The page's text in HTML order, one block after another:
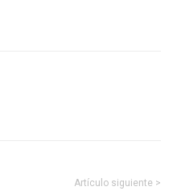
Artículo siguiente >